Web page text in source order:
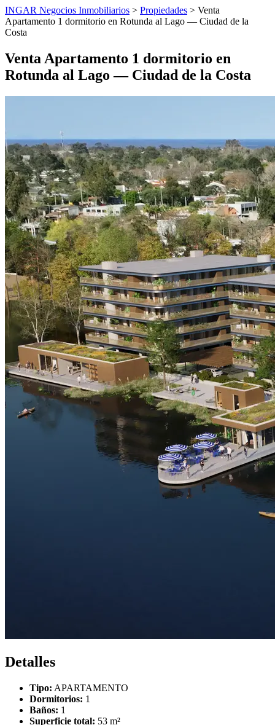
INGAR Negocios Inmobiliarios > Propiedades > Venta
Apartamento 1 dormitorio en Rotunda al Lago — Ciudad de la
Costa
Venta Apartamento 1 dormitorio en
Rotunda al Lago — Ciudad de la Costa
Detalles
Tipo: APARTAMENTO
Dormitorios: 1
Baños: 1
Superficie total: 53 m²